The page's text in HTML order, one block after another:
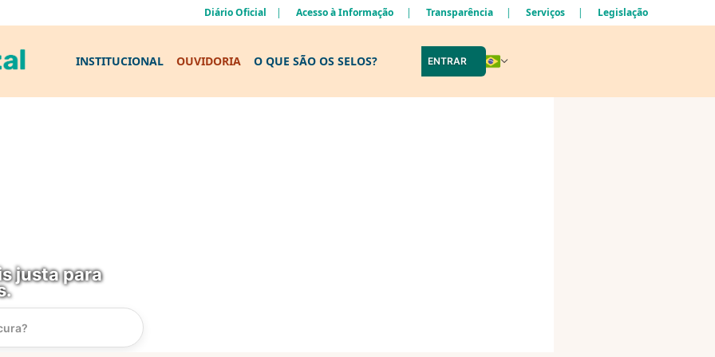
Diário Oficial Acesso à Informação Transparência Serviços
Legislação
INSTITUCIONAL OUVIDORIA O QUE SÃO OS SELOS? ENTRAR
justa para